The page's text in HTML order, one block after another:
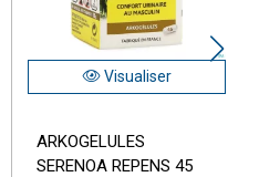
Visualiser
ARKOGELULES
SERENOA REPENS 45